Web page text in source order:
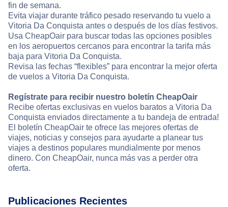
fin de semana.
Evita viajar durante tráfico pesado reservando tu vuelo a
Vitoria Da Conquista antes o después de los días festivos.
Usa CheapOair para buscar todas las opciones posibles
en los aeropuertos cercanos para encontrar la tarifa más
baja para Vitoria Da Conquista.
Revisa las fechas “flexibles” para encontrar la mejor oferta
de vuelos a Vitoria Da Conquista.
Regístrate para recibir nuestro boletín CheapOair
Recibe ofertas exclusivas en vuelos baratos a Vitoria Da
Conquista enviados directamente a tu bandeja de entrada!
El boletín CheapOair te ofrece las mejores ofertas de
viajes, noticias y consejos para ayudarte a planear tus
viajes a destinos populares mundialmente por menos
dinero. Con CheapOair, nunca más vas a perder otra
oferta.
Publicaciones Recientes